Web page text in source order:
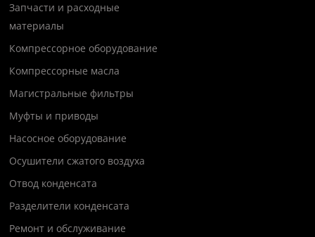
Запчасти и расходные
материалы
Компрессорное оборудование
Компрессорные масла
Магистральные фильтры
Муфты и приводы
Насосное оборудование
Осушители сжатого воздуха
Отвод конденсата
Разделители конденсата
Ремонт и обслуживание